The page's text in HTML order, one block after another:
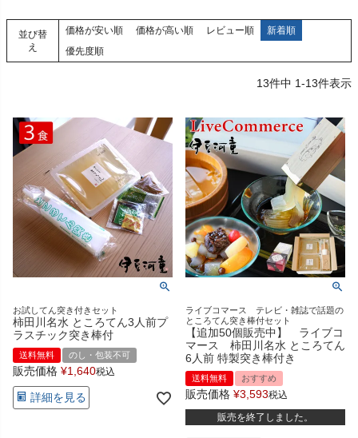
並び替
え
価格が安い順 価格が高い順 レビュー順
新着順
優先度順
13件中 1-13件表示
お試してん突き付きセット
柿田川名水 ところてん3人前プ
ラスチック突き棒付
送料無料 のし・包装不可
販売価格 ¥1,640税込
詳細を見る
ライブコマース テレビ・雑誌で話題の
ところてん突き棒付セット
【追加50個販売中】 ライブコ
マース 柿田川名水 ところてん
6人前 特製突き棒付き
送料無料 おすすめ
販売価格 ¥3,593税込
販売を終了しました。